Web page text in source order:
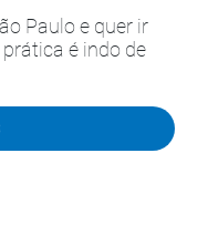
Paulo e quer ir
é indo de